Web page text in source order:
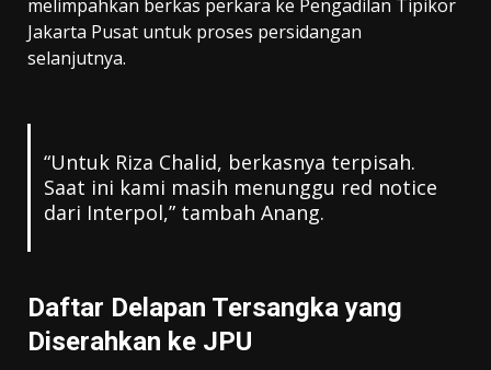
melimpahkan berkas perkara ke Pengadilan Tipikor
Jakarta Pusat untuk proses persidangan
selanjutnya.
“Untuk Riza Chalid, berkasnya terpisah.
Saat ini kami masih menunggu red notice
dari Interpol,” tambah Anang.
Daftar Delapan Tersangka yang
Diserahkan ke JPU